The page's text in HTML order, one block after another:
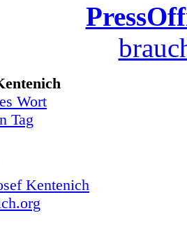
Wort
Tag
Kentenich